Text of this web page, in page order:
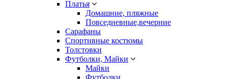
Платья
Домашние, пляжные
Повседневные,вечерние
Сарафаны
Спортивные костюмы
Толстовки
Футболки, Майки
Майки
Футболки